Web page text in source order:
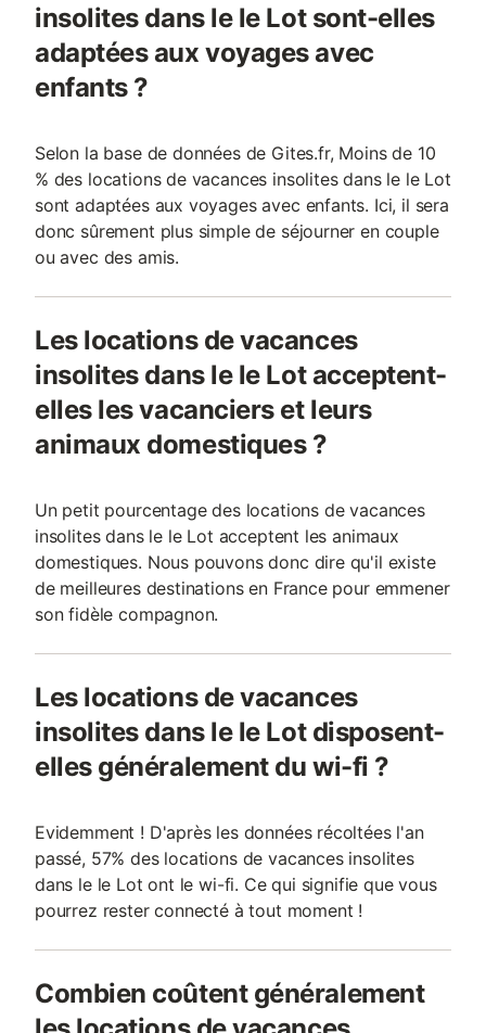
insolites dans le le Lot sont-elles
adaptées aux voyages avec
enfants ?
Selon la base de données de Gites.fr, Moins de 10
% des locations de vacances insolites dans le le Lot
sont adaptées aux voyages avec enfants. Ici, il sera
donc sûrement plus simple de séjourner en couple
ou avec des amis.
Les locations de vacances
insolites dans le le Lot acceptent-
elles les vacanciers et leurs
animaux domestiques ?
Un petit pourcentage des locations de vacances
insolites dans le le Lot acceptent les animaux
domestiques. Nous pouvons donc dire qu'il existe
de meilleures destinations en France pour emmener
son fidèle compagnon.
Les locations de vacances
insolites dans le le Lot disposent-
elles généralement du wi-fi ?
Evidemment ! D'après les données récoltées l'an
passé, 57% des locations de vacances insolites
dans le le Lot ont le wi-fi. Ce qui signifie que vous
pourrez rester connecté à tout moment !
Combien coûtent généralement